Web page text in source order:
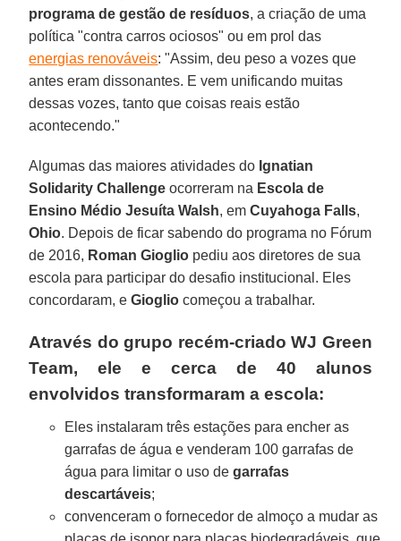
programa de gestão de resíduos, a criação de uma
política "contra carros ociosos" ou em prol das
energias renováveis: "Assim, deu peso a vozes que
antes eram dissonantes. E vem unificando muitas
dessas vozes, tanto que coisas reais estão
acontecendo."
Algumas das maiores atividades do Ignatian
Solidarity Challenge ocorreram na Escola de
Ensino Médio Jesuíta Walsh, emCuyahoga Falls,
Ohio. Depois de ficar sabendo do programa no Fórum
de 2016, Roman Gioglio pediu aos diretores de sua
escola para participar do desafio institucional. Eles
concordaram, eGioglio começou a trabalhar.
Através do grupo recém-criado WJ Green
Team, ele e cerca de 40 alunos
envolvidos transformaram a escola:
Eles instalaram três estações para encher as
garrafas de água e venderam 100 garrafas de
água para limitar o uso degarrafas
descartáveis;
convenceram o fornecedor de almoço a mudar as